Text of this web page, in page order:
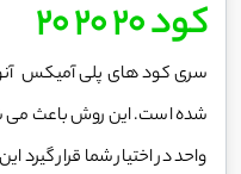
کود 20 20 20
شده است. این روش باعث می
واحد در اختیار شما قرار